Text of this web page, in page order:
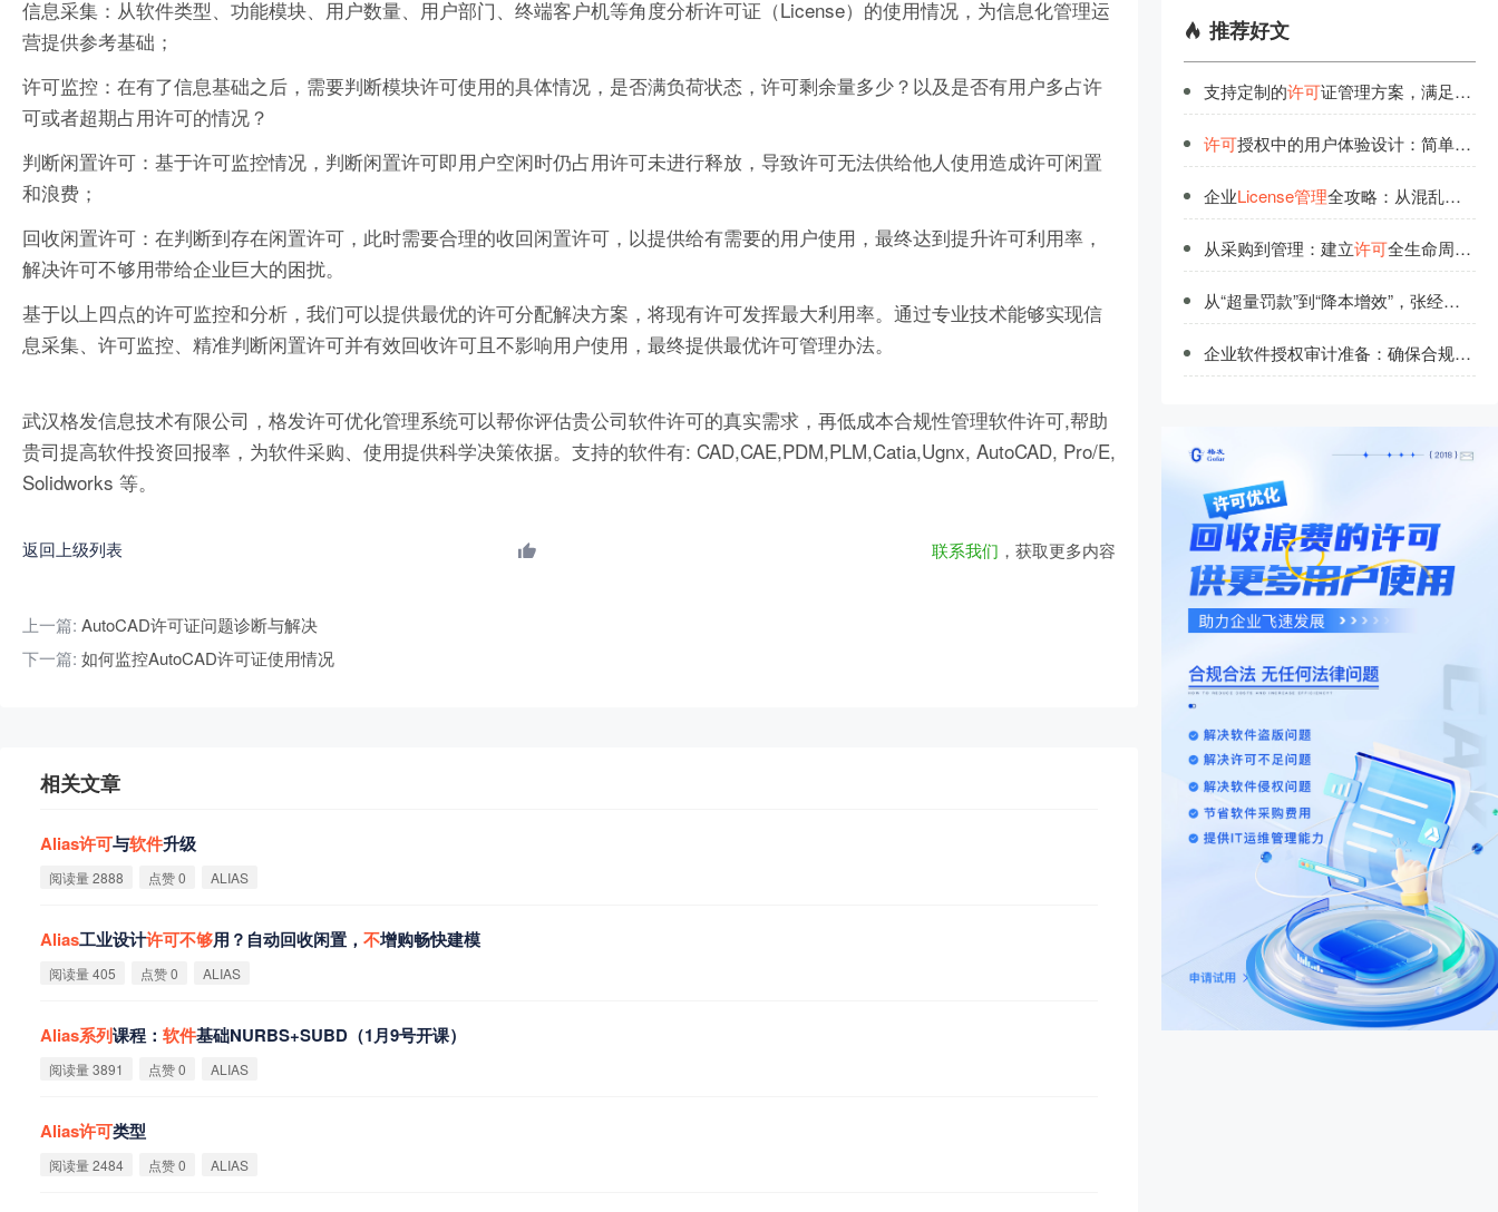
信息采集：从软件类型、功能模块、用户数量、用户部门、终端客户机等角度分析许可证（License）的使用情况，为信息化管理运
营提供参考基础；
许可监控：在有了信息基础之后，需要判断模块许可使用的具体情况，是否满负荷状态，许可剩余量多少？以及是否有用户多占许
可或者超期占用许可的情况？
判断闲置许可：基于许可监控情况，判断闲置许可即用户空闲时仍占用许可未进行释放，导致许可无法供给他人使用造成许可闲置
和浪费；
回收闲置许可：在判断到存在闲置许可，此时需要合理的收回闲置许可，以提供给有需要的用户使用，最终达到提升许可利用率，
解决许可不够用带给企业巨大的困扰。
基于以上四点的许可监控和分析，我们可以提供最优的许可分配解决方案，将现有许可发挥最大利用率。通过专业技术能够实现信
息采集、许可监控、精准判断闲置许可并有效回收许可且不影响用户使用，最终提供最优许可管理办法。
武汉格发信息技术有限公司，格发许可优化管理系统可以帮你评估贵公司软件许可的真实需求，再低成本合规性管理软件许可,帮助
贵司提高软件投资回报率，为软件采购、使用提供科学决策依据。支持的软件有: CAD,CAE,PDM,PLM,Catia,Ugnx, AutoCAD, Pro/E,
Solidworks 等。
返回上级列表 联系我们 ，获取更多内容
上一篇: AutoCAD许可证问题诊断与解决
下一篇: 如何监控AutoCAD许可证使用情况
相关文章
Alias许可与软件升级
阅读量 2888 点赞 0 ALIAS
Alias工业设计许可不够用？自动回收闲置， 不增购畅快建模
阅读量 405 点赞 0 ALIAS
Alias系列课程： 软件基础NURBS+SUBD（1月9号开课）
阅读量 3891 点赞 0 ALIAS
Alias许可类型
阅读量 2484 点赞 0 ALIAS
推荐好文
支持定制的许可证管理方案，满足企业个性化需求
许可授权中的用户体验设计：简单背后的技术实力
企业License管理全攻略：从混乱到有序的蜕变
从采购到管理：建立许可全生命周期管理体系
从“超量罚款”到“降本增效”，张经理的License
企业软件授权审计准备：确保合规运营的关键步骤